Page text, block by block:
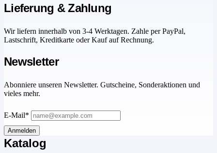
Lieferung & Zahlung
Wir liefern innerhalb von 3-4 Werktagen. Zahle per PayPal,
Lastschrift, Kreditkarte oder Kauf auf Rechnung.
Newsletter
Abonniere unseren Newsletter. Gutscheine, Sonderaktionen und
vieles mehr.
E-Mail*
Anmelden
Katalog